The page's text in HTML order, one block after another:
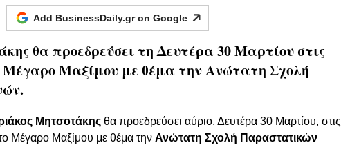
Add BusinessDaily.gr on Google
θα προεδρεύσει τη Δευτέρα 30 Μαρτίου στις
Μέγαρο Μαξίμου με θέμα την Ανώτατη Σχολή
Μητσοτάκης θα προεδρεύσει αύριο, Δευτέρα 30 Μαρτίου, στις
Μέγαρο Μαξίμου με θέμα την Ανώτατη Σχολή Παραστατικών